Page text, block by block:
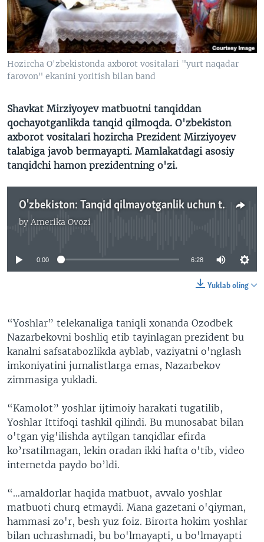
VIDEO
XABARLAR SURATLARDA
ODNOKLASSNIKI
TELEGRAM
TWITTER
SOUNDCLOUD
VOA
Hozircha O'zbekistonda axborot vositalari "yurt naqadar
farovon" ekanini yoritish bilan band
Shavkat Mirziyoyev matbuotni tanqiddan
qochayotganlikda tanqid qilmoqda. O'zbekiston
axborot vositalari hozircha Prezident Mirziyoyev
talabiga javob bermayapti. Mamlakatdagi asosiy
tanqidchi hamon prezidentning o'zi.
O'zbekiston: Tanqid qilmayotganlik uchun tanqid
by Amerika Ovozi
No media source currently available
0:00 6:28
Yuklab oling
“Yoshlar” telekanaliga taniqli xonanda Ozodbek
Nazarbekovni boshliq etib tayinlagan prezident bu
kanalni safsatabozlikda ayblab, vaziyatni o'nglash
imkoniyatini jurnalistlarga emas, Nazarbekov
zimmasiga yukladi.
“Kamolot” yoshlar ijtimoiy harakati tugatilib,
Yoshlar Ittifoqi tashkil qilindi. Bu munosabat bilan
o'tgan yig'ilishda aytilgan tanqidlar efirda
ko’rsatilmagan, lekin oradan ikki hafta o'tib, video
internetda paydo bo’ldi.
“…amaldorlar haqida matbuot, avvalo yoshlar
matbuoti churq etmaydi. Mana gazetani o'qiyman,
hammasi zo'r, besh yuz foiz. Birorta hokim yoshlar
bilan uchrashmadi, bu bo'lmayapti, u bo'lmayapti